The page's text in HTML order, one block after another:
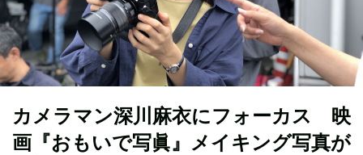
カメラマン深川麻衣にフォーカス 映
画『おもいで写眞』メイキング写真が